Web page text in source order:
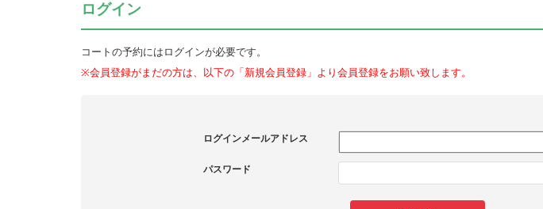
ログイン
コートの予約にはログインが必要です。
※会員登録がまだの方は、以下の「新規会員登録」より会員登録をお願い致します。
ログインメールアドレス
パスワード